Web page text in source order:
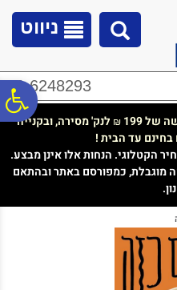
נגישות
ניווט
02-6248293
של 199 ₪ לנק' מסירה, ובקנייה
עד הבית !
הקטלוגי. הנחות אלו אינן מבצע.
מוגבלת, כמפורסם באתר ובהתאם